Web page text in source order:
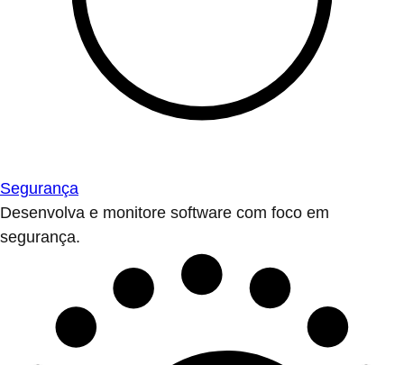
Segurança
Desenvolva e monitore software com foco em
segurança.